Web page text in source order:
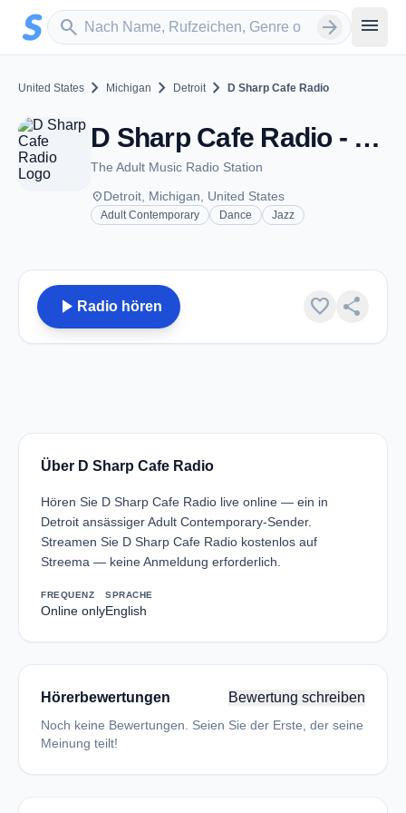
Zum Hauptinhalt springen
search
Sender suchen arrow_forward menu
United States chevron_right Michigan chevron_right Detroit chevron_right D Sharp Cafe Radio
D Sharp Cafe Radio - Detroit, MI
The Adult Music Radio Station
placeDetroit, Michigan, United States
Adult Contemporary Dance Jazz
play_arrow Radio hören favorite share
Über D Sharp Cafe Radio
Hören Sie D Sharp Cafe Radio live online — ein in
Detroit ansässiger Adult Contemporary-Sender.
Streamen Sie D Sharp Cafe Radio kostenlos auf
Streema — keine Anmeldung erforderlich.
FREQUENZ
Online only
SPRACHE
English
Hörerbewertungen Bewertung schreiben
Noch keine Bewertungen. Seien Sie der Erste, der seine
Meinung teilt!